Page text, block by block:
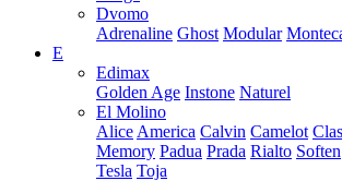
Dvomo
Adrenaline Ghost Modular
E
Edimax
Golden Age Instone Naturel
El Molino
Alice America Calvin Camelot
Memory Padua Prada Rialto Soften
Tesla Toja